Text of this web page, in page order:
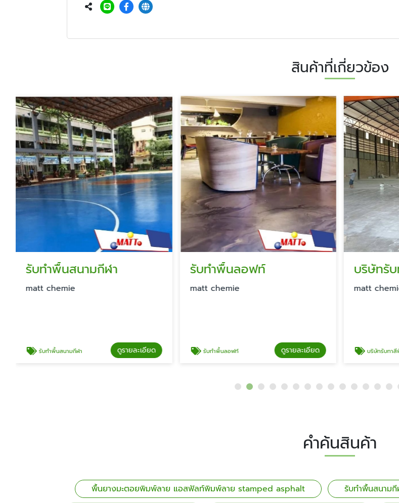
สินค้าที่เกี่ยวข้อง
มกีฬา
ดูรายละเอียด
รับทำพื้นลอฟท์
รับทำพื้นลอฟท์ ดูรายละเอียด
บริษัทรับทาสีพื้น
บริษัทรับทาสีพื้น ดูรายละเอี
คำค้นสินค้า
พื้นยางมะตอยพิมพ์ลาย แอสฟัลท์พิมพ์ลาย stamped asphalt รับทำพื้นสนามกี